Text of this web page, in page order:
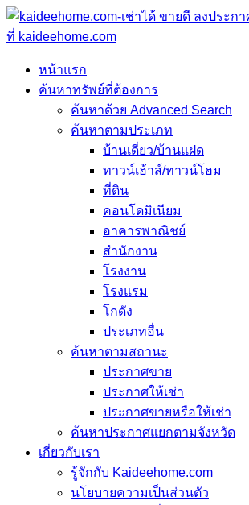
หน้าแรก
ค้นหาทรัพย์ที่ต้องการ
ค้นหาด้วย Advanced Search
ค้นหาตามประเภท
บ้านเดี่ยว/บ้านแฝด
ทาวน์เฮ้าส์/ทาวน์โฮม
ที่ดิน
คอนโดมิเนียม
อาคารพาณิชย์
สำนักงาน
โรงงาน
โรงแรม
โกดัง
ประเภทอื่น
ค้นหาตามสถานะ
ประกาศขาย
ประกาศให้เช่า
ประกาศขายหรือให้เช่า
ค้นหาประกาศแยกตามจังหวัด
เกี่ยวกับเรา
รู้จักกับ Kaideehome.com
นโยบายความเป็นส่วนตัว